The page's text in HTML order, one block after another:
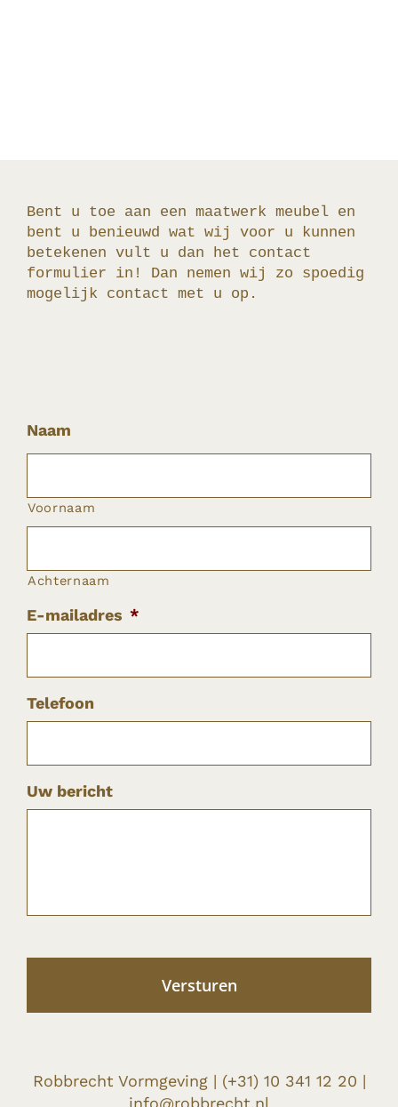
Bent u toe aan een maatwerk meubel en
bent u benieuwd wat wij voor u kunnen
betekenen vult u dan het contact
formulier in! Dan nemen wij zo spoedig
mogelijk contact met u op.
Naam
Voornaam
Achternaam
E-mailadres *
Telefoon
Uw bericht
Robbrecht Vormgeving | (+31) 10 341 12 20 |
info@robbrecht.nl